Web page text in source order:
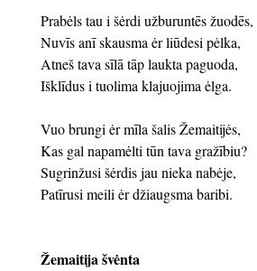
Prabėls tau i šėrdi užburuntēs žuodēs,
Nuvīs anī skausma ėr liūdesi pėlka,
Atneš tava sīlā tāp laukta paguoda,
Išklīdus i tuolima klajuojima ėlga.
Vuo brungi ėr mīla šalis Žemaitijės,
Kas gal napamėlti tūn tava gražībiu?
Sugrinžusi šėrdis jau nieka nabėje,
Patīrusi meili ėr džiaugsma baribi.
Žemaitija švėnta